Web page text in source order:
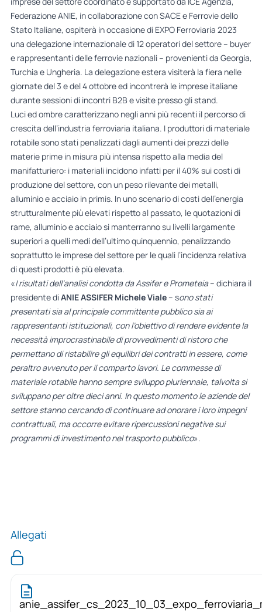
Federazione ANIE, in collaborazione con SACE e Ferrovie dello
Stato Italiane, ospiterà in occasione di EXPO Ferroviaria 2023
una delegazione internazionale di 12 operatori del settore – buyer
e rappresentanti delle ferrovie nazionali – provenienti da Georgia,
Turchia e Ungheria. La delegazione estera visiterà la fiera nelle
giornate del 3 e del 4 ottobre ed incontrerà le imprese italiane
durante sessioni di incontri B2B e visite presso gli stand.
Luci ed ombre caratterizzano negli anni più recenti il percorso di
crescita dell’industria ferroviaria italiana. I produttori di materiale
rotabile sono stati penalizzati dagli aumenti dei prezzi delle
materie prime in misura più intensa rispetto alla media del
manifatturiero: i materiali incidono infatti per il 40% sui costi di
produzione del settore, con un peso rilevante dei metalli,
alluminio e acciaio in primis. In uno scenario di costi dell’energia
strutturalmente più elevati rispetto al passato, le quotazioni di
rame, alluminio e acciaio si manterranno su livelli largamente
superiori a quelli medi dell’ultimo quinquennio, penalizzando
soprattutto le imprese del settore per le quali l’incidenza relativa
di questi prodotti è più elevata.
«I risultati dell’analisi condotta da Assifer e Prometeia– dichiara il
presidente diANIE ASSIFER Michele Viale– sono stati
presentati sia al principale committente pubblico sia ai
rappresentanti istituzionali, con l’obiettivo di rendere evidente la
necessità improcrastinabile di provvedimenti di ristoro che
permettano di ristabilire gli equilibri dei contratti in essere, come
peraltro avvenuto per il comparto lavori. Le commesse di
materiale rotabile hanno sempre sviluppo pluriennale, talvolta si
sviluppano per oltre dieci anni. In questo momento le aziende del
settore stanno cercando di continuare ad onorare i loro impegni
contrattuali, ma occorre evitare ripercussioni negative sui
programmi di investimento nel trasporto pubblico».
Allegati